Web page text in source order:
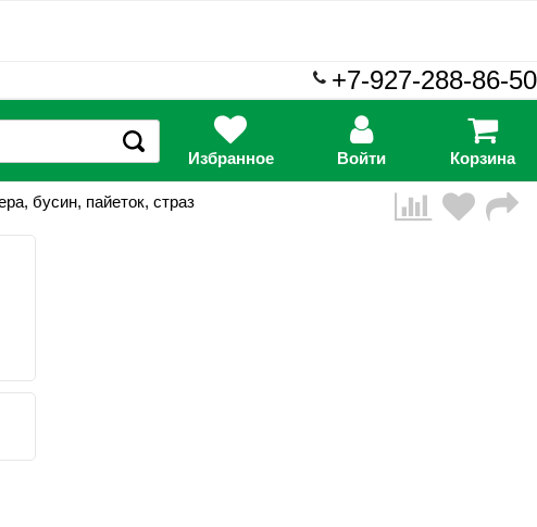
+7-927-288-86-50
Избранное Войти Корзина
бусин, пайеток, страз